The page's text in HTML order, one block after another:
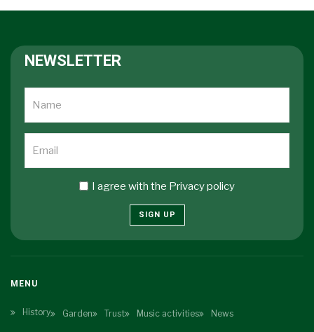
NEWSLETTER
I agree with the Privacy policy
SIGN UP
MENU
History Garden Trust Music activities News